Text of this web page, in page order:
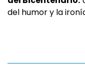
del humor y la